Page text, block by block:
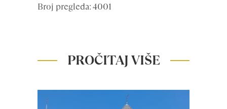
Broj pregleda: 4001
PROČITAJ VIŠE